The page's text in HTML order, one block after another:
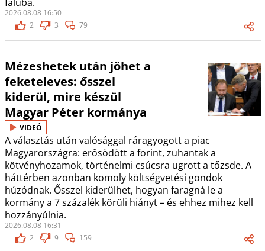
faluba.
2026.08.08 16:50
2
3 79
Mézeshetek után jöhet a
feketeleves: ősszel
kiderül, mire készül
Magyar Péter kormánya
VIDEÓ
A választás után valósággal ráragyogott a piac
Magyarországra: erősödött a forint, zuhantak a
kötvényhozamok, történelmi csúcsra ugrott a tőzsde. A
háttérben azonban komoly költségvetési gondok
húzódnak. Ősszel kiderülhet, hogyan faragná le a
kormány a 7 százalék körüli hiányt – és ehhez mihez kell
hozzányúlnia.
2026.08.08 16:31
2
9 159